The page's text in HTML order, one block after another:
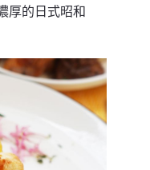
厚的日式昭和